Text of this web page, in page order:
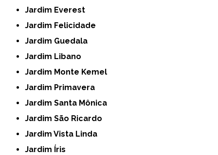
Jardim Everest
Jardim Felicidade
Jardim Guedala
Jardim Libano
Jardim Monte Kemel
Jardim Primavera
Jardim Santa Mônica
Jardim São Ricardo
Jardim Vista Linda
Jardim Íris